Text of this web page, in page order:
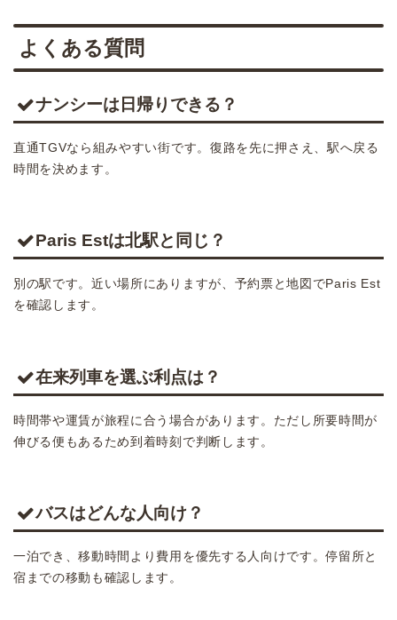
よくある質問
ナンシーは日帰りできる？
直通TGVなら組みやすい街です。復路を先に押さえ、駅へ戻る
時間を決めます。
Paris Estは北駅と同じ？
別の駅です。近い場所にありますが、予約票と地図でParis Est
を確認します。
在来列車を選ぶ利点は？
時間帯や運賃が旅程に合う場合があります。ただし所要時間が
伸びる便もあるため到着時刻で判断します。
バスはどんな人向け？
一泊でき、移動時間より費用を優先する人向けです。停留所と
宿までの移動も確認します。